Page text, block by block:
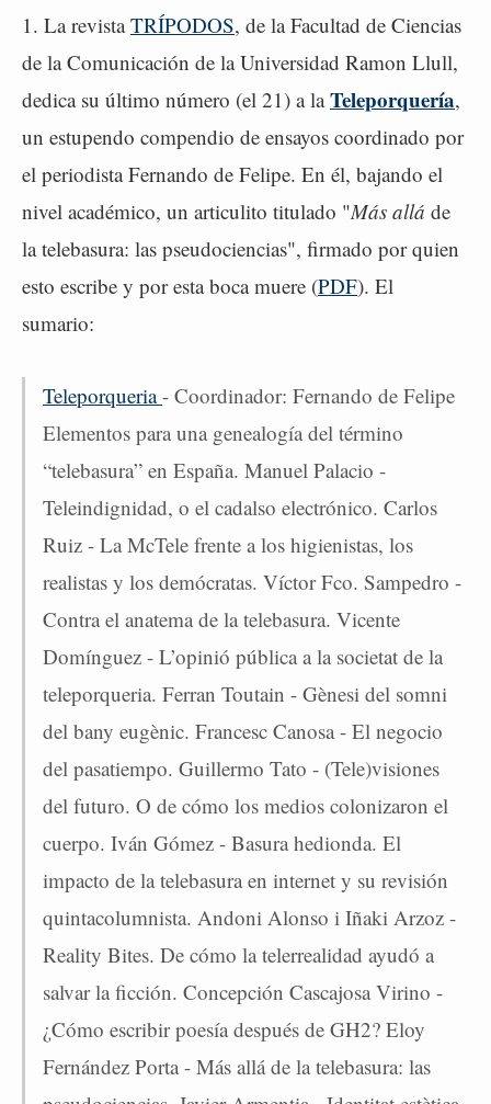
1. La revistaTRÍPODOS, de la Facultad de Ciencias
de la Comunicación de la Universidad Ramon Llull,
dedica su último número (el 21) a laTeleporquería,
un estupendo compendio de ensayos coordinado por
el periodista Fernando de Felipe. En él, bajando el
nivel académico, un articulito titulado "Más allá de
la telebasura: las pseudociencias", firmado por quien
esto escribe y por esta boca muere (PDF). El
sumario:
Teleporqueria- Coordinador: Fernando de Felipe
Elementos para una genealogía del término
“telebasura” en España. Manuel Palacio -
Teleindignidad, o el cadalso electrónico. Carlos
Ruiz - La McTele frente a los higienistas, los
realistas y los demócratas. Víctor Fco. Sampedro -
Contra el anatema de la telebasura. Vicente
Domínguez - L’opinió pública a la societat de la
teleporqueria. Ferran Toutain - Gènesi del somni
del bany eugènic. Francesc Canosa - El negocio
del pasatiempo. Guillermo Tato - (Tele)visiones
del futuro. O de cómo los medios colonizaron el
cuerpo. Iván Gómez - Basura hedionda. El
impacto de la telebasura en internet y su revisión
quintacolumnista. Andoni Alonso i Iñaki Arzoz -
Reality Bites. De cómo la telerrealidad ayudó a
salvar la ficción. Concepción Cascajosa Virino -
¿Cómo escribir poesía después de GH2? Eloy
Fernández Porta - Más allá de la telebasura: las